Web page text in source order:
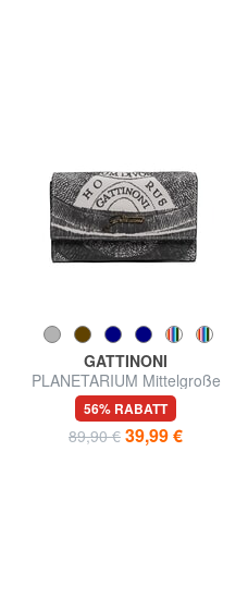
GATTINONI
PLANETARIUM Mittelgroße
Geldbörse mit Klappe
56% RABATT
89,90 € 39,99 €